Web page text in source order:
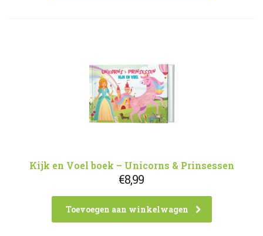
Kijk en Voel boek – Unicorns & Prinsessen
€8,99
Toevoegen aan winkelwagen